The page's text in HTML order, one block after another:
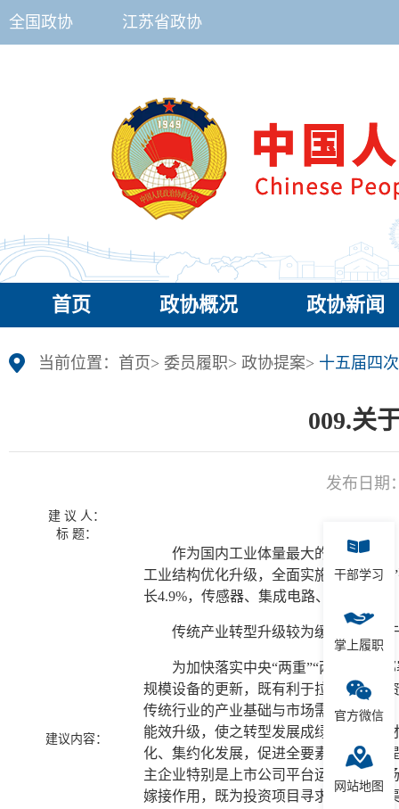
全国政协 江苏省政协
首页 政协概况 政协新闻
当前位置： 首页> 委员履职> 政协提案> 十五届四
009.关
发布日期
建 议 人：
标 题：
建议内容：
作为国内工业体量最大的城市之一，
工业结构优化升级，全面实施“苏州智
长4.9%，传感器、集成电路、智能手机
传统产业转型升级较为缓慢，受限于
为加快落实中央“两重”“两新”政策
规模设备的更新，既有利于拉动有效投
传统行业的产业基础与市场需求利用好
能效升级，使之转型发展成绿色循环
化、集约化发展，促进全要素生产效率
主企业特别是上市公司平台运用资本市
嫁接作用，既为投资项目寻求合适提
干部学习
掌上履职
官方微信
网站地图